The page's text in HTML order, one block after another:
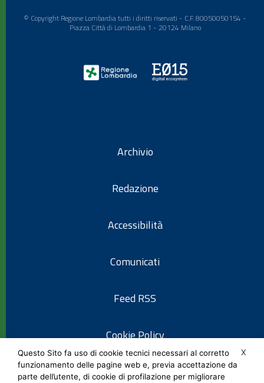
© Copyright Regione Lombardia tutti i diritti riservati - C.F. 80050050154 -
Piazza Città di Lombardia 1 - 20124 Milano
Archivio
Redazione
Accessibilità
Comunicati
Feed RSS
Cookie Policy
Informativa privacy
X
Questo Sito fa uso di cookie tecnici necessari al corretto
funzionamento delle pagine web e, previa accettazione da
parte dell’utente, di cookie di profilazione per migliorare